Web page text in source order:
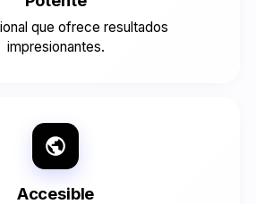
que ofrece resultados
impresionantes.
Accesible